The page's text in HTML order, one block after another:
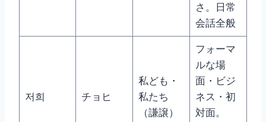
さ。日常
会話全般
저희 チョヒ
私ども・
私たち
（謙譲）
フォーマ
ルな場
面・ビジ
ネス・初
対面。